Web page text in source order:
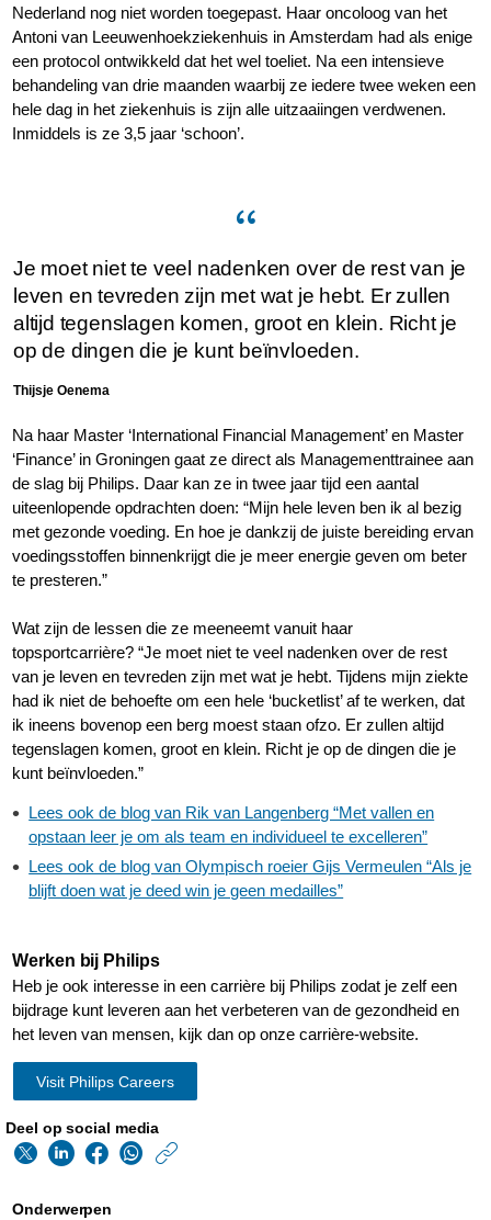
Nederland nog niet worden toegepast. Haar oncoloog van het
Antoni van Leeuwenhoekziekenhuis in Amsterdam had als enige
een protocol ontwikkeld dat het wel toeliet. Na een intensieve
behandeling van drie maanden waarbij ze iedere twee weken een
hele dag in het ziekenhuis is zijn alle uitzaaiingen verdwenen.
Inmiddels is ze 3,5 jaar ‘schoon’.
Je moet niet te veel nadenken over de rest van je
leven en tevreden zijn met wat je hebt. Er zullen
altijd tegenslagen komen, groot en klein. Richt je
op de dingen die je kunt beïnvloeden.
Thijsje Oenema
Na haar Master ‘International Financial Management’ en Master
‘Finance’ in Groningen gaat ze direct als Managementtrainee aan
de slag bij Philips. Daar kan ze in twee jaar tijd een aantal
uiteenlopende opdrachten doen: “Mijn hele leven ben ik al bezig
met gezonde voeding. En hoe je dankzij de juiste bereiding ervan
voedingsstoffen binnenkrijgt die je meer energie geven om beter
te presteren.”
Wat zijn de lessen die ze meeneemt vanuit haar
topsportcarrière? “Je moet niet te veel nadenken over de rest
van je leven en tevreden zijn met wat je hebt. Tijdens mijn ziekte
had ik niet de behoefte om een hele ‘bucketlist’ af te werken, dat
ik ineens bovenop een berg moest staan ofzo. Er zullen altijd
tegenslagen komen, groot en klein. Richt je op de dingen die je
kunt beïnvloeden.”
Lees ook de blog van Rik van Langenberg “Met vallen en
opstaan leer je om als team en individueel te excelleren”
Lees ook de blog van Olympisch roeier Gijs Vermeulen “Als je
blijft doen wat je deed win je geen medailles”
Werken bij Philips
Heb je ook interesse in een carrière bij Philips zodat je zelf een
bijdrage kunt leveren aan het verbeteren van de gezondheid en
het leven van mensen, kijk dan op onze carrière-website.
Visit Philips Careers
Deel op social media
Onderwerpen